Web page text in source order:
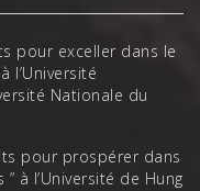
pour exceller dans le
l’Université
Nationale du
pour prospérer dans
à l’Université de Hung